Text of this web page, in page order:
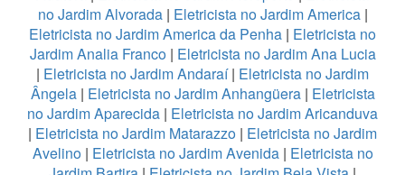
no Jardim Alvorada| Eletricista no Jardim America|
Eletricista no Jardim America da Penha | Eletricista no
Jardim Analia Franco| Eletricista no Jardim Ana Lucia
| Eletricista no Jardim Andaraí| Eletricista no Jardim
Ângela| Eletricista no Jardim Anhangüera| Eletricista
no Jardim Aparecida | Eletricista no Jardim Aricanduva
| Eletricista no Jardim Matarazzo | Eletricista no Jardim
Avelino| Eletricista no Jardim Avenida| Eletricista no